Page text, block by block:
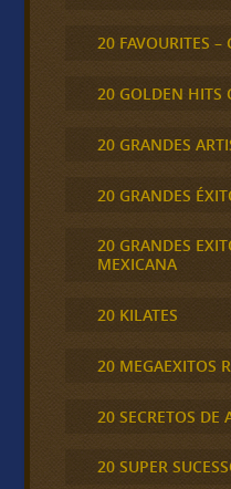
20 FAVOURITES –
20 GOLDEN HITS
20 GRANDES
20 GRANDES
20 GRANDES
MEXICANA
20 KILATES
20 MEGAEXITOS
20 SECRETOS DE
20 SUPER